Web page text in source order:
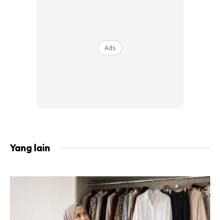
tidak rela dimadukan suaminya, adalah salah dan tidak
Ads
Yang lain